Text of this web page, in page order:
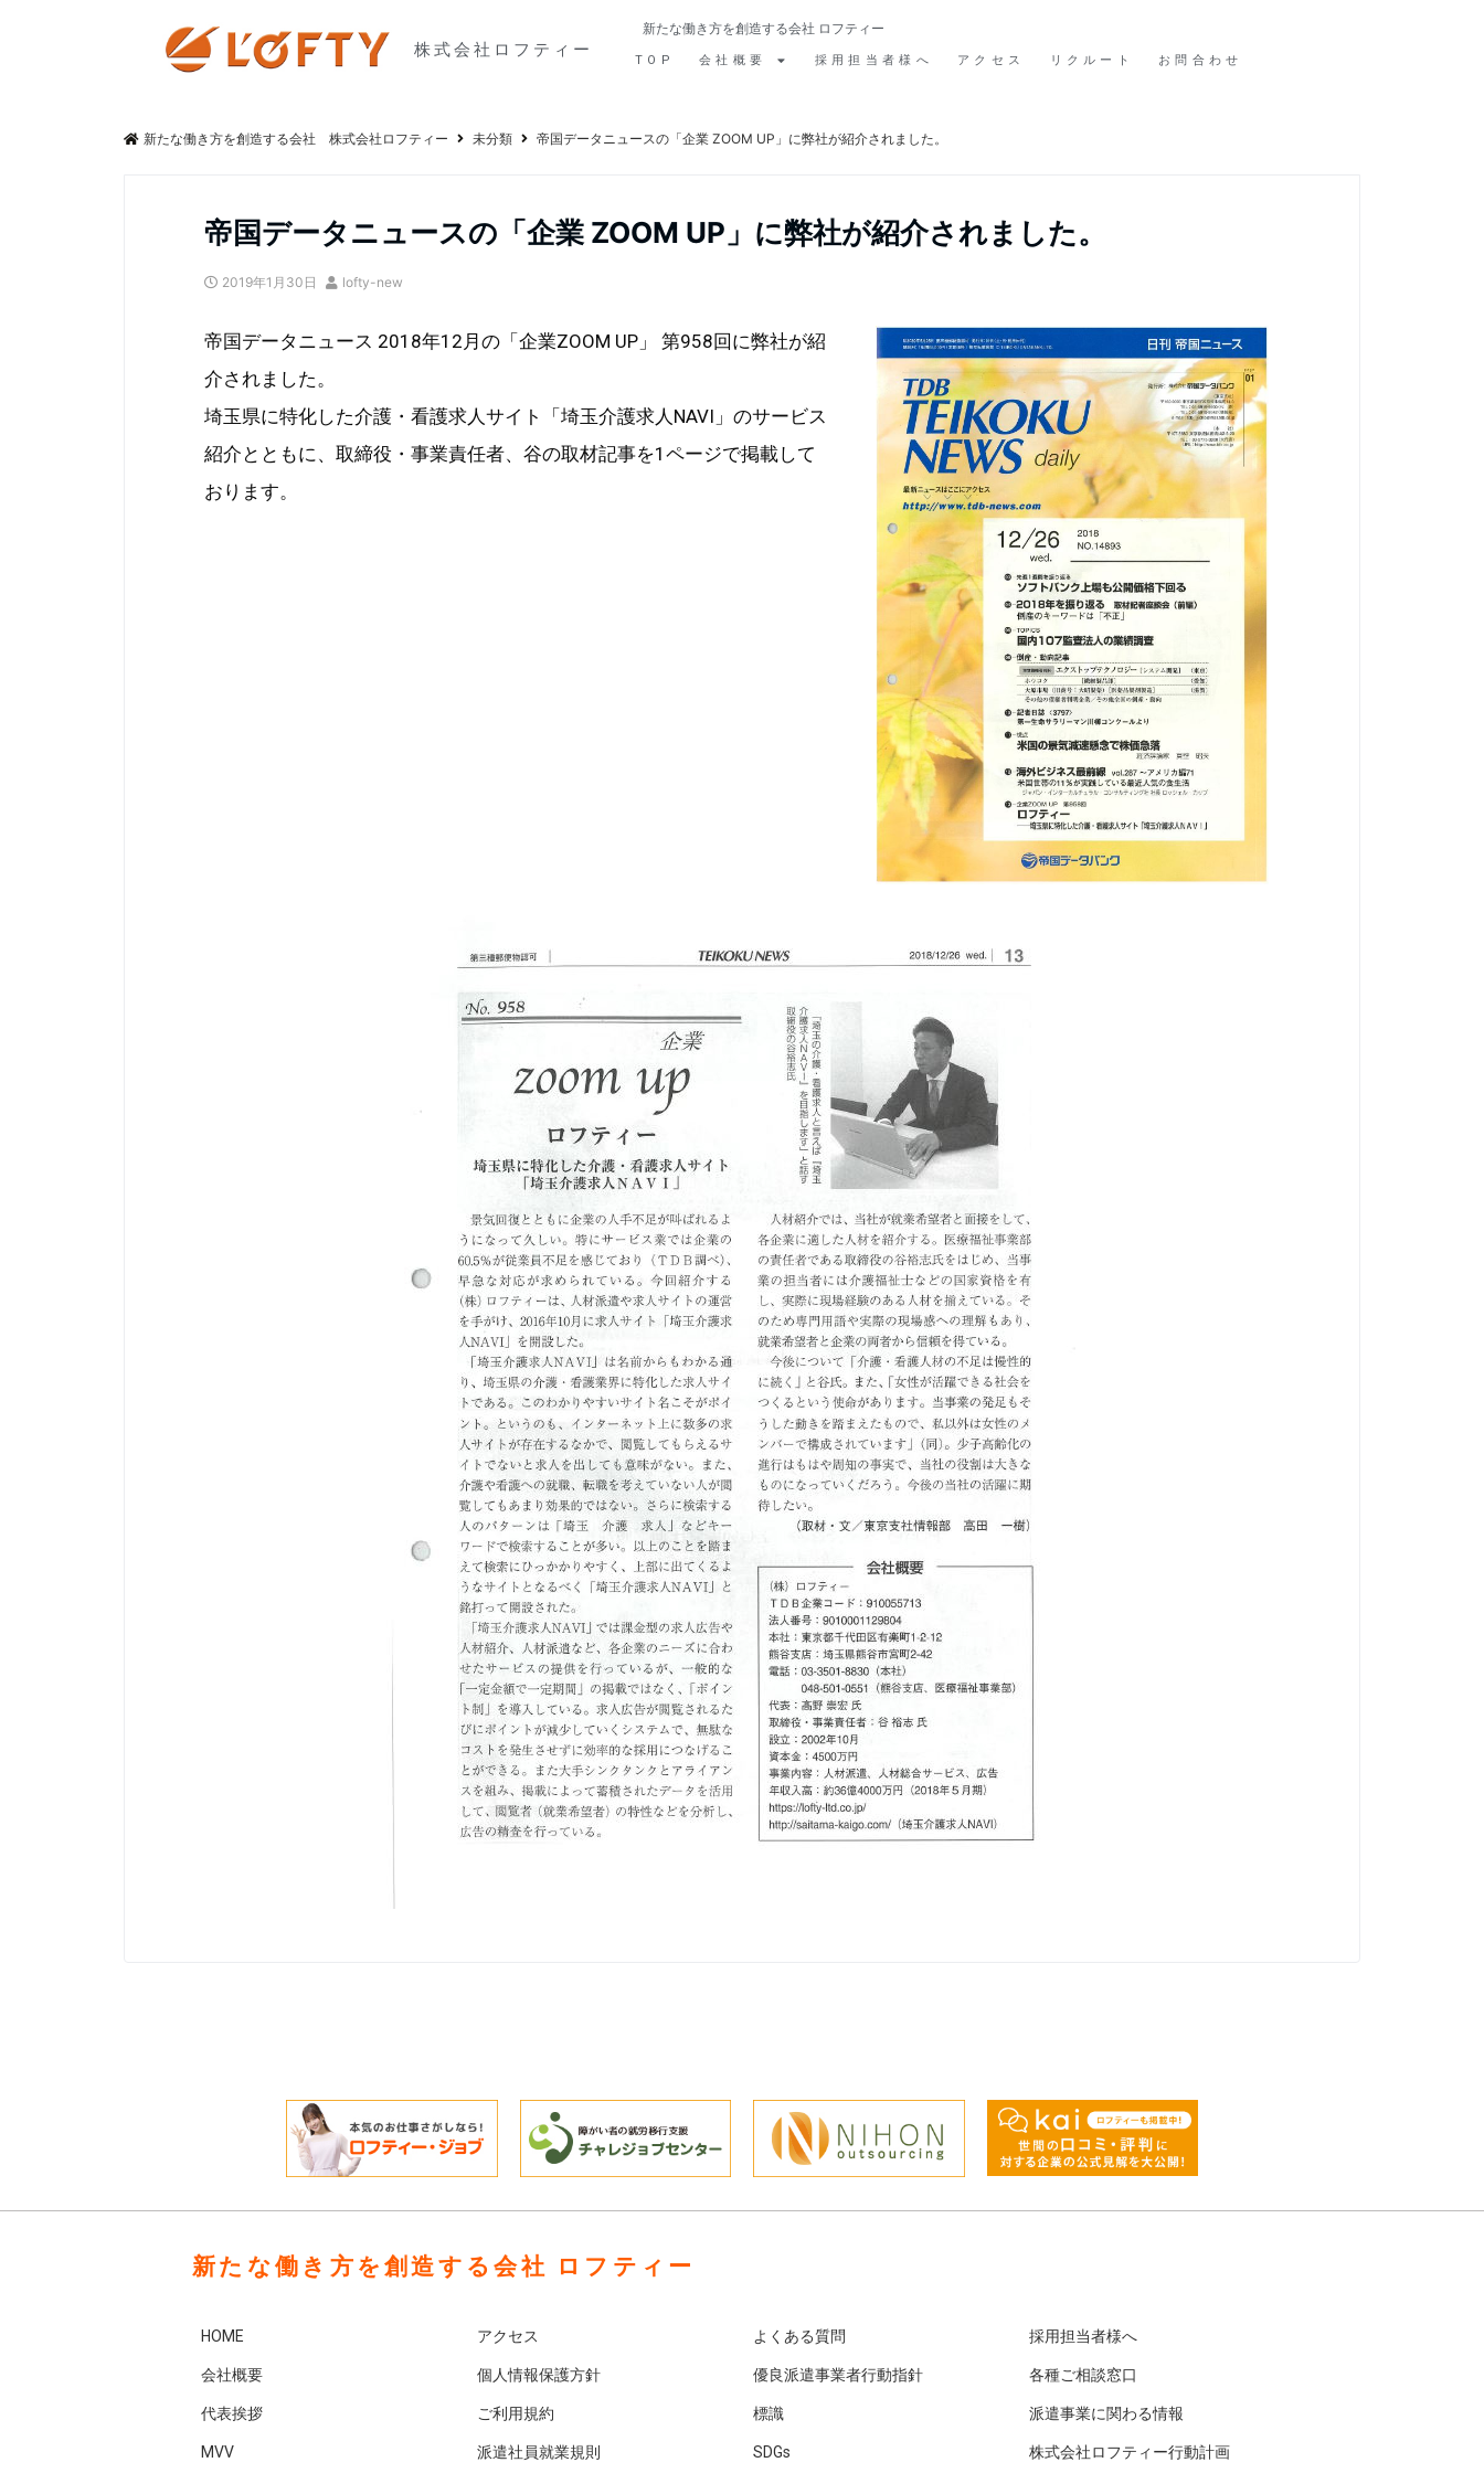
株式会社ロフティー
新たな働き方を創造する会社 ロフティー
TOP 会社概要 採用担当者様へ アクセス リクルート お問合わせ
新たな働き方を創造する会社 株式会社ロフティー 未分類 帝国データニュースの「企業 ZOOM UP」に弊社が紹介されました。
帝国データニュースの「企業 ZOOM UP」に弊社が紹介されました。
2019年1月30日 lofty-new
帝国データニュース 2018年12月の「企業ZOOM UP」 第958回に弊社が紹
介されました。
埼玉県に特化した介護・看護求人サイト「埼玉介護求人NAVI」のサービス
紹介とともに、取締役・事業責任者、谷の取材記事を1ページで掲載して
おります。
新たな働き方を創造する会社 ロフティー
HOME
会社概要
代表挨拶
MVV
アクセス
個人情報保護方針
ご利用規約
派遣社員就業規則
よくある質問
優良派遣事業者行動指針
標識
SDGs
採用担当者様へ
各種ご相談窓口
派遣事業に関わる情報
株式会社ロフティー行動計画